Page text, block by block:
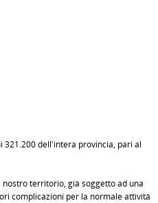
dell'intera provincia, pari al
territorio, già soggetto ad una
complicazioni per la normale attività